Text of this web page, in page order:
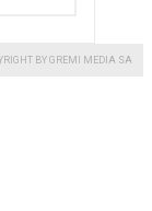
BY GREMI MEDIA SA